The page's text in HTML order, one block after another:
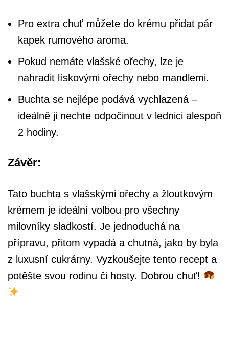
Pro extra chuť můžete do krému přidat pár
kapek rumového aroma.
Pokud nemáte vlašské ořechy, lze je
nahradit lískovými ořechy nebo mandlemi.
Buchta se nejlépe podává vychlazená –
ideálně ji nechte odpočinout v lednici alespoň
2 hodiny.
Závěr:
Tato buchta s vlašskými ořechy a žloutkovým
krémem je ideální volbou pro všechny
milovníky sladkostí. Je jednoduchá na
přípravu, přitom vypadá a chutná, jako by byla
z luxusní cukrárny. Vyzkoušejte tento recept a
potěšte svou rodinu či hosty. Dobrou chuť!